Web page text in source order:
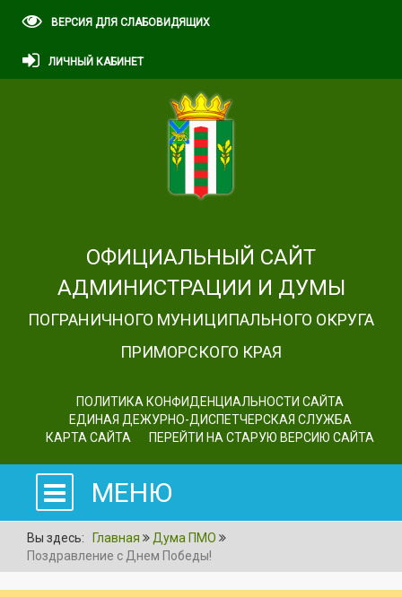
ВЕРСИЯ ДЛЯ СЛАБОВИДЯЩИХ
ЛИЧНЫЙ КАБИНЕТ
ОФИЦИАЛЬНЫЙ САЙТ
АДМИНИСТРАЦИИ И ДУМЫ
ПОГРАНИЧНОГО МУНИЦИПАЛЬНОГО ОКРУГА
ПРИМОРСКОГО КРАЯ
ПОЛИТИКА КОНФИДЕНЦИАЛЬНОСТИ САЙТА
ЕДИНАЯ ДЕЖУРНО-ДИСПЕТЧЕРСКАЯ СЛУЖБА
КАРТА САЙТА
ПЕРЕЙТИ НА СТАРУЮ ВЕРСИЮ САЙТА
МЕНЮ
Вы здесь: Главная
Дума ПМО
Поздравление с Днем Победы!